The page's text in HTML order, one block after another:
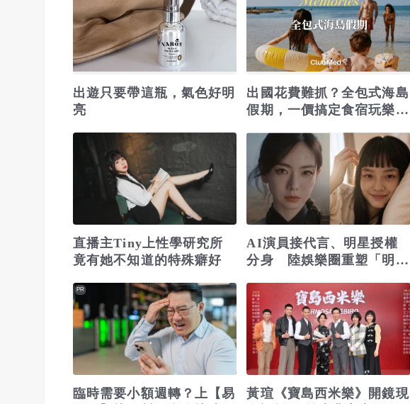
出遊只要帶這瓶，氣色好明
亮
出國花費難抓？全包式海島
假期，一價搞定食宿玩樂，
直播主Tiny上性學研究所
竟有她不知道的特殊癖好
AI演員接代言、明星授權
分身 陸娛樂圈重塑「明
臨時需要小額週轉？上【易
PR
黃瑄《寶島西米樂》開鏡現